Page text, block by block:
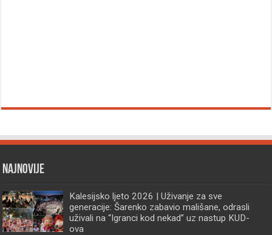
Najnovije
Kalesijsko ljeto 2026 | Uživanje za sve
generacije: Šarenko zabavio mališane, odrasli
uživali na “Igranci kod nekad” uz nastup KUD-
ova